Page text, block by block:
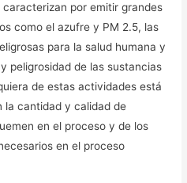
por emitir grandes
como el azufre y PM 2.5, las
para la salud humana y
peligrosidad de las sustancias
de estas actividades está
la cantidad y calidad de
en el proceso y de los
en el proceso